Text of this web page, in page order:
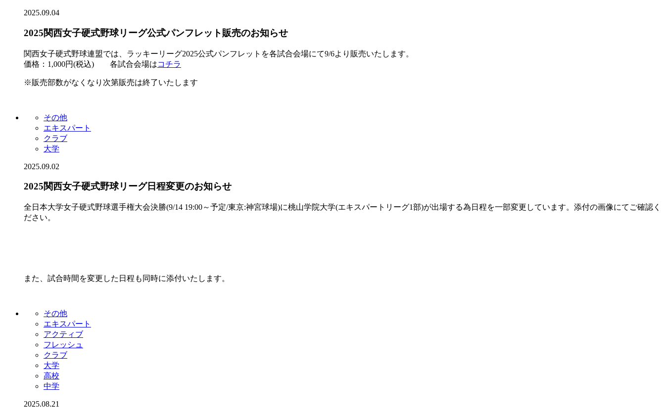
2025.09.04
2025関西女子硬式野球リーグ公式パンフレット販売のお知らせ
関西女子硬式野球連盟では、ラッキーリーグ2025公式パンフレットを各試合会場にて9/6より販売いたします。
価格：1,000円(税込) 各試合会場はコチラ
※販売部数がなくなり次第販売は終了いたします
その他
エキスパート
クラブ
大学
2025.09.02
2025関西女子硬式野球リーグ日程変更のお知らせ
全日本大学女子硬式野球選手権大会決勝(9/14 19:00～予定/東京:神宮球場)に桃山学院大学(エキスパートリーグ1部)が出場する為日程を一部変更しています。添付の画像にてご確認く
ださい。
また、試合時間を変更した日程も同時に添付いたします。
その他
エキスパート
アクティブ
フレッシュ
クラブ
大学
高校
中学
2025.08.21